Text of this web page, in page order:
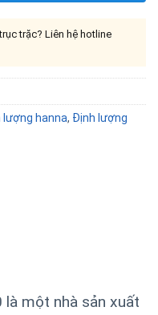
trặc? Liên hệ hotline
lượng hanna, Định lượng
là một nhà sản xuất